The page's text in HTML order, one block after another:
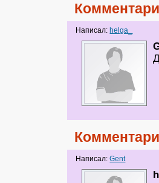
Написал: helga_
Написал:Gent